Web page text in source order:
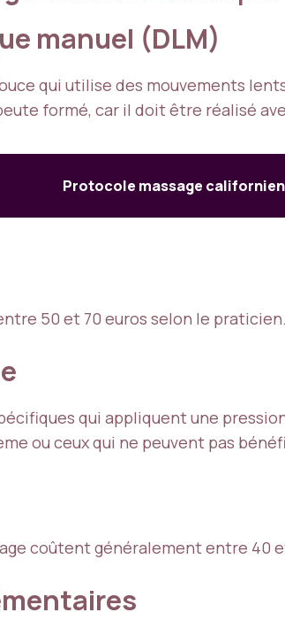
manuel (DLM)
qui utilise des mouvements
formé, car il doit être réalisé
Protocole massage
50 et 70 euros selon le praticien.
qui appliquent une
ou ceux qui ne peuvent pas
coûtent généralement entre 40